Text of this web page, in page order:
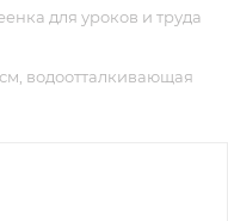
для уроков и труда
водоотталкивающая